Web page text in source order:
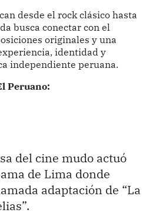
desde el rock clásico hasta
busca conectar con el
originales y una
identidad y
independiente peruana.
Peruano:
del cine mudo actuó
de Lima donde
adaptación de “La